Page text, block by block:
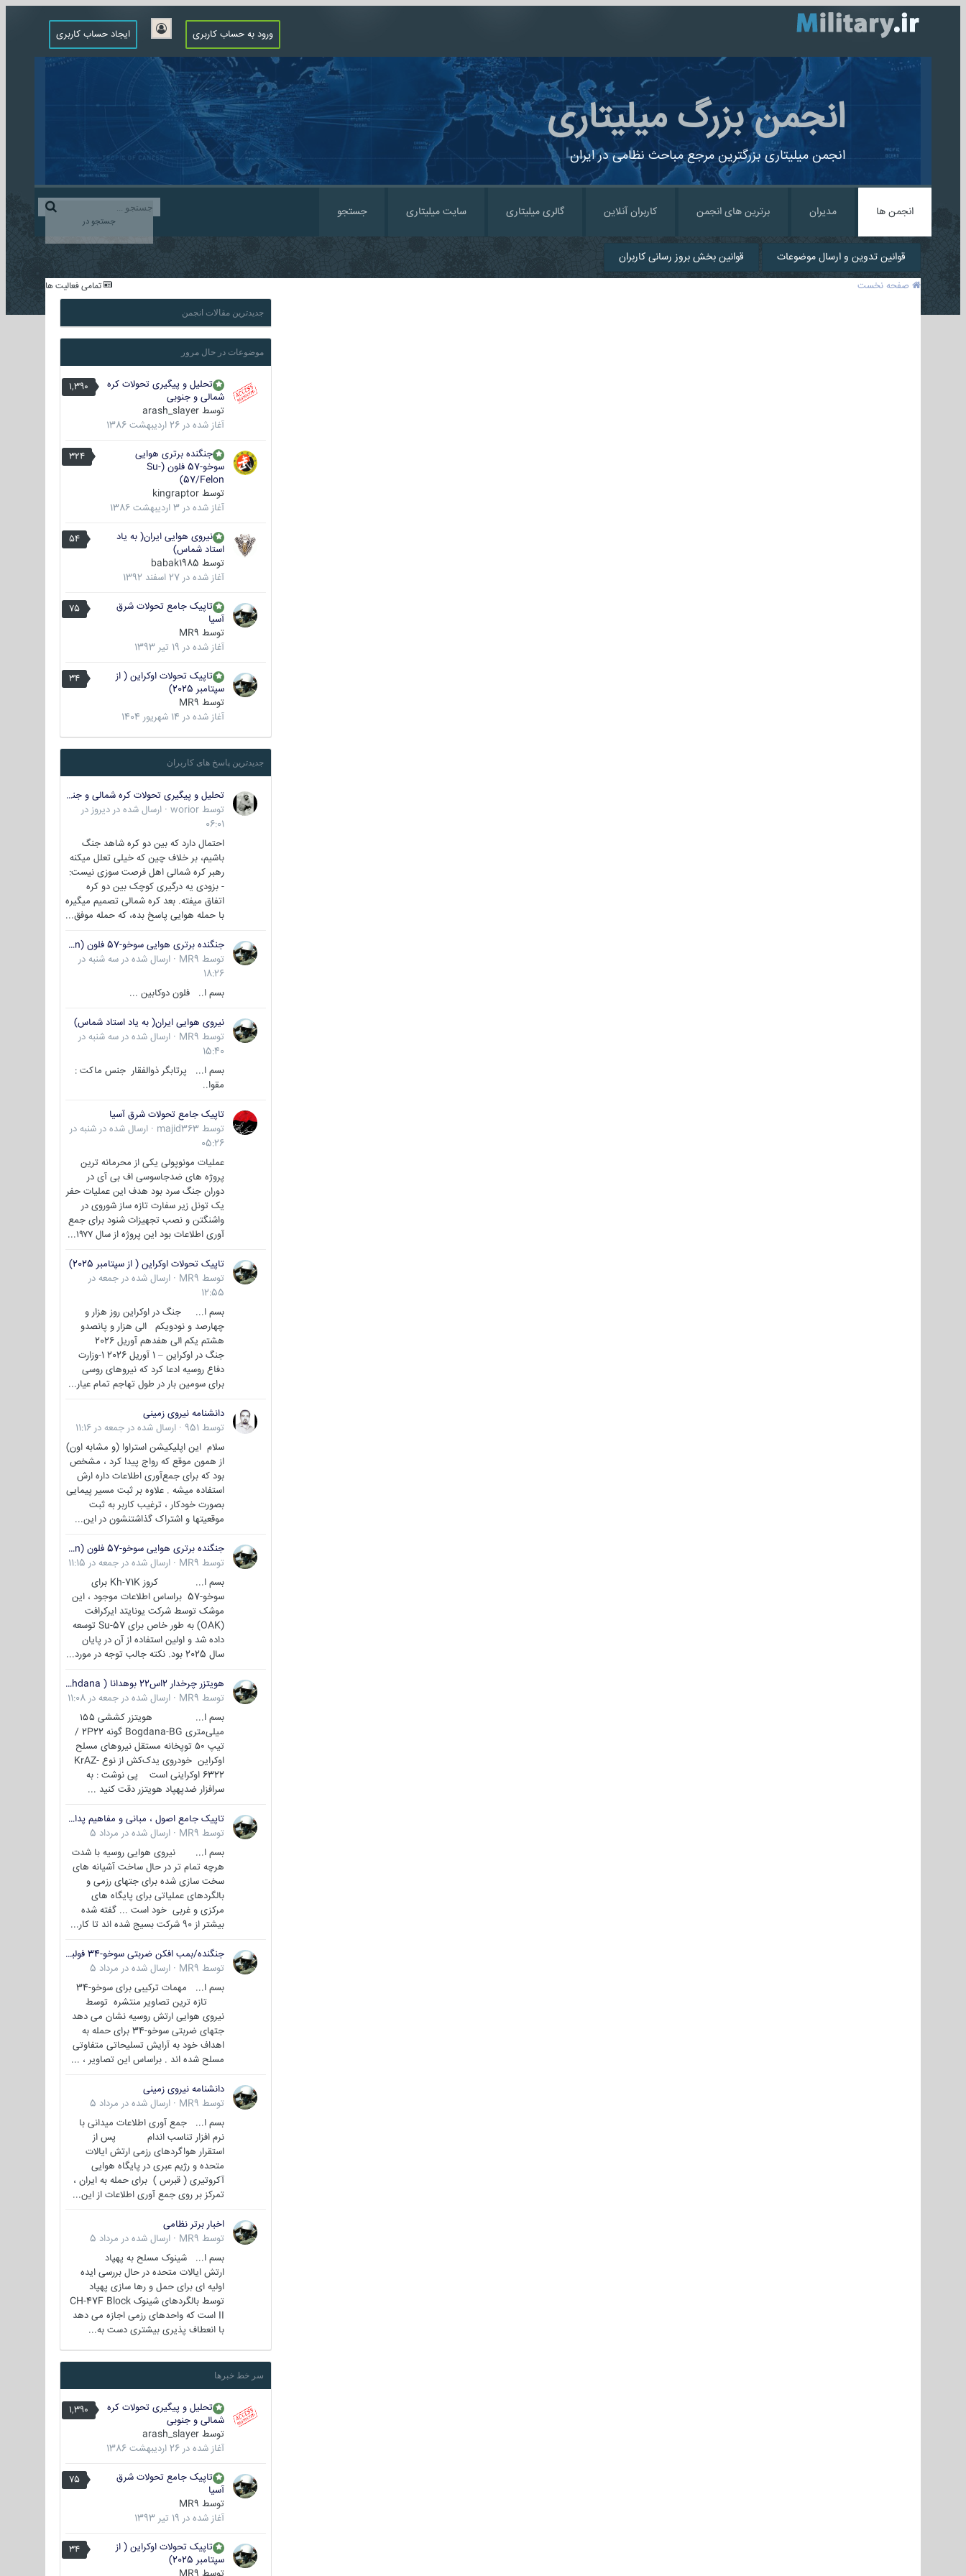
ورود به حساب کاربری ایجاد حساب کاربری
انجمن بزرگ میلیتاری
انجمن میلیتاری بزرگترین مرجع مباحث نظامی در ایران
جستجو در
انجمن ها مدیران برترین های انجمن کاربران آنلاین گالری میلیتاری سایت میلیتاری جستجو
قوانین تدوین و ارسال موضوعات قوانین بخش بروز رسانی کاربران
تمامی فعالیت ها صفحه نخست
جدیدترین مقالات انجمن
موضوعات در حال مرور
1,390
تحلیل و پیگیری تحولات کره
شمالی و جنوبی
توسط arash_slayer
آغاز شده در 26 اردیبهشت 1386
324
جنگنده برتری هوایی
سوخو-57 فلون (Su-
57/Felon)
توسط kingraptor
آغاز شده در 3 اردیبهشت 1386
54
نیروی هوایی ایران( به یاد
استاد شماس)
توسط babak1985
آغاز شده در 27 اسفند 1392
75
تاپیک جامع تحولات شرق
آسیا
توسط MR9
آغاز شده در 19 تیر 1393
34
تاپیک تحولات اوکراین ( از
سپتامبر 2025)
توسط MR9
آغاز شده در 14 شهریور 1404
جدیدترین پاسخ های کاربران
تحلیل و پیگیری تحولات کره شمالی و جنوبی
توسط worior
· ارسال شده در دیروز در
06:01
احتمال دارد که بین دو کره شاهد جنگ
باشیم، بر خلاف چین که خیلی تعلل میکنه
رهبر کره شمالی اهل فرصت سوزی نیست:
- بزودی یه درگیری کوچک بین دو کره
اتفاق میفته. بعد کره شمالی تصمیم میگیره
با حمله هوایی پاسخ بده، که حمله موفق...
جنگنده برتری هوایی سوخو-57 فلون (Su-57/Felon)
توسط MR9
· ارسال شده در سه شنبه در
18:26
بسم ا.. فلون دوکابین ...
نیروی هوایی ایران( به یاد استاد شماس)
توسط MR9
· ارسال شده در سه شنبه در
15:40
بسم ا... پرتابگر ذوالفقار جنس ماکت :
مقوا..
تاپیک جامع تحولات شرق آسیا
توسط majid363
· ارسال شده در شنبه در
05:26
عملیات مونوپولی یکی از محرمانه ترین
پروژه های ضدجاسوسی اف بی آی در
دوران جنگ سرد بود هدف این عملیات حفر
یک تونل زیر سفارت تازه ساز شوروی در
واشنگتن و نصب تجهیزات شنود برای جمع
آوری اطلاعات بود این پروژه از سال ۱۹۷۷...
تاپیک تحولات اوکراین ( از سپتامبر 2025)
توسط MR9
· ارسال شده در جمعه در
12:55
بسم ا... جنگ در اوکراین روز هزار و
چهارصد و نودویکم الی هزار و پانصدو
هشتم یکم الی هفدهم آوریل 2026
جنگ در اوکراین – 1 آوریل 2026 1-وزارت
دفاع روسیه ادعا کرد که نیروهای روسی
برای سومین بار در طول تهاجم تمام عیار...
دانشنامه نیروی زمینی
توسط 951
· ارسال شده در جمعه در 11:16
سلام این اپلیکیشن استراوا (و مشابه اون)
از همون موقع که رواج پیدا کرد ، مشخص
بود که برای جمع‌آوری اطلاعات داره ارش
استفاده میشه . علاوه بر ثبت مسیر پیمایی
بصورت خودکار ، ترغیب کاربر به ثبت
موقعیتها و اشتراک‌ گذاشتنشون در این...
جنگنده برتری هوایی سوخو-57 فلون (Su-57/Felon)
توسط MR9
· ارسال شده در جمعه در 11:15
بسم ا... کروز Kh-71K برای
سوخو-57 براساس اطلاعات موجود ، این
موشک توسط شرکت یونایتد ایرکرافت
(OAK) به طور خاص برای Su-57 توسعه
داده شد و اولین استفاده از آن در پایان
سال 2025 بود. نکته جالب توجه در مورد...
هویتزر چرخدار 2اس22 بوهدانا ( wheeled howitzer 2S22 Bohdana )
توسط MR9
· ارسال شده در جمعه در 11:08
بسم ا... هویتزر کششی ۱۵۵
میلی‌متری Bogdana-BG گونه 2P22 /
تیپ ۵۰ توپخانه مستقل نیروهای مسلح
اوکراین خودروی یدک‌کش از نوع KrAZ-
6322 اوکراینی است پی نوشت : به
سرافزار ضدپهپاد هویتزر دقت کنید ...
تاپیک جامع اصول ، مبانی و مفاهیم پدافند غیر عامل
توسط MR9
· ارسال شده در مرداد 5
بسم ا... نیروی هوایی روسیه با شدت
هرچه تمام تر در حال ساخت آشیانه های
سخت سازی شده برای جتهای رزمی و
بالگردهای عملیاتی برای پایگاه های
مرکزی و غربی خود است ... گفته شده
بیشتر از 90 شرکت بسیج شده اند تا کار...
جنگنده/بمب افکن ضربتی سوخو-34 فولبک ( Sukhoi Su-34/Fullback)
توسط MR9
· ارسال شده در مرداد 5
بسم ا... مهمات ترکیبی برای سوخو-34
تازه ترین تصاویر منتشره توسط
نیروی هوایی ارتش روسیه نشان می دهد
جتهای ضربتی سوخو-34 برای حمله به
اهداف خود به آرایش تسلیحاتی متفاوتی
مسلح شده اند . براساس این تصاویر ، ...
دانشنامه نیروی زمینی
توسط MR9
· ارسال شده در مرداد 5
بسم ا... جمع آوری اطلاعات میدانی با
نرم افزار تناسب اندام پس از
استقرار هواگردهای رزمی ارتش ایالات
متحده و رژیم عبری در پایگاه هوایی
آکروتیری ( قبرس ) برای حمله به ایران ،
تمرکز بر روی جمع آوری اطلاعات از این...
اخبار برتر نظامی
توسط MR9
· ارسال شده در مرداد 5
بسم ا... شینوک مسلح به پهپاد
ارتش ایالات متحده در حال بررسی ایده
اولیه ای برای حمل و رها سازی پهپاد
توسط بالگردهای شینوک CH-47F Block
II است که واحدهای رزمی اجازه می دهد
با انعطاف پذیری بیشتری دست به...
سر خط خبرها
1,390
تحلیل و پیگیری تحولات کره
شمالی و جنوبی
توسط arash_slayer
آغاز شده در 26 اردیبهشت 1386
75
تاپیک جامع تحولات شرق
آسیا
توسط MR9
آغاز شده در 19 تیر 1393
34
تاپیک تحولات اوکراین ( از
سپتامبر 2025)